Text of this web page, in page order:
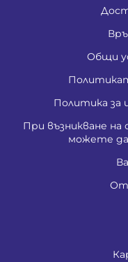
Общи
Политика за
При възникване на
можете